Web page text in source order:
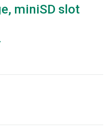
miniSD slot